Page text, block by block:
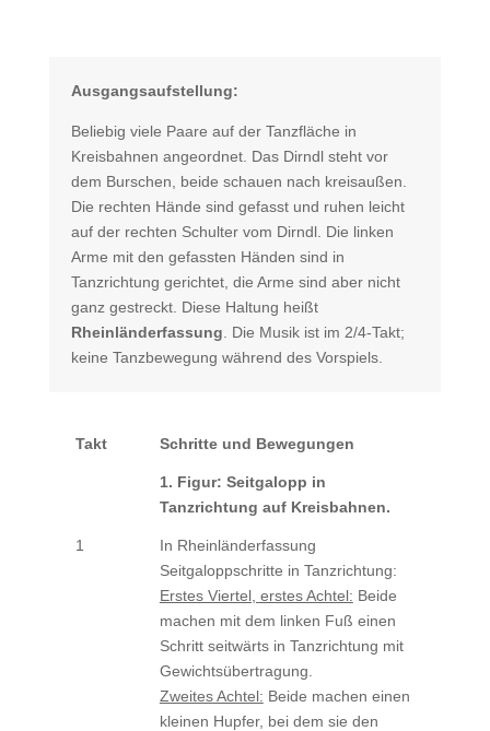
Ausgangsaufstellung:
Beliebig viele Paare auf der Tanzfläche in
Kreisbahnen angeordnet. Das Dirndl steht vor
dem Burschen, beide schauen nach kreisaußen.
Die rechten Hände sind gefasst und ruhen leicht
auf der rechten Schulter vom Dirndl. Die linken
Arme mit den gefassten Händen sind in
Tanzrichtung gerichtet, die Arme sind aber nicht
ganz gestreckt. Diese Haltung heißt
Rheinländerfassung . Die Musik ist im 2/4-Takt;
keine Tanzbewegung während des Vorspiels.
Takt Schritte und Bewegungen
1. Figur: Seitgalopp in
Tanzrichtung auf Kreisbahnen.
1
In Rheinländerfassung
Seitgaloppschritte in Tanzrichtung:
Erstes Viertel, erstes Achtel: Beide
machen mit dem linken Fuß einen
Schritt seitwärts in Tanzrichtung mit
Gewichtsübertragung.
Zweites Achtel: Beide machen einen
kleinen Hupfer, bei dem sie den